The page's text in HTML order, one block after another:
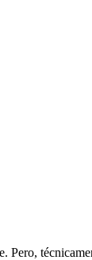
Pero,